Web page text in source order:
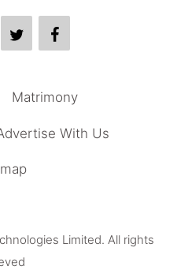
Matrimony
With Us
Limited. All rights